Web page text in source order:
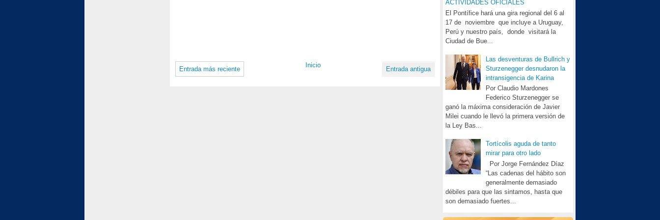
ACTIVIDADES OFICIALES
El Pontífice hará una gira regional del 6 al
17 de noviembre que incluye a Uruguay,
Perú y nuestro país, donde visitará la
Ciudad de Bue...
Las desventuras de Bullrich y
Sturzenegger desnudaron la
intransigencia de Karina
Por Claudio Mardones
Federico Sturzenegger se
ganó la máxima consideración de Javier
Milei cuando le llevó la primera versión de
la Ley Bas...
Tortícolis aguda de tanto
mirar para otro lado
Por Jorge Fernández Díaz
“Las cadenas del hábito son
generalmente demasiado
débiles para que las sintamos, hasta que
son demasiado fuertes...
Entrada más reciente Entrada antigua
Inicio